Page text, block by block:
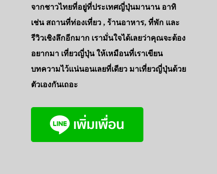
จากชาวไทยที่อยู่ที่ประเทศญี่ปุ่นมานาน อาทิ
เช่น สถานที่ท่องเที่ยว , ร้านอาหาร, ที่พัก และ
รีวิวเชิงลึกอีกมาก เรามั่นใจได้เลยว่าคุณจะต้อง
อยากมา เที่ยวญี่ปุ่น ให้เหมือนที่เราเขียน
บทความไว้แน่นอนเลยที่เดียว มาเที่ยวญี่ปุ่นด้วย
ตัวเองกันเถอะ